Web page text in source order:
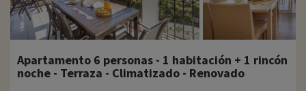
Apartamento 6 personas - 1 habitación + 1 rincón
noche - Terraza - Climatizado - Renovado